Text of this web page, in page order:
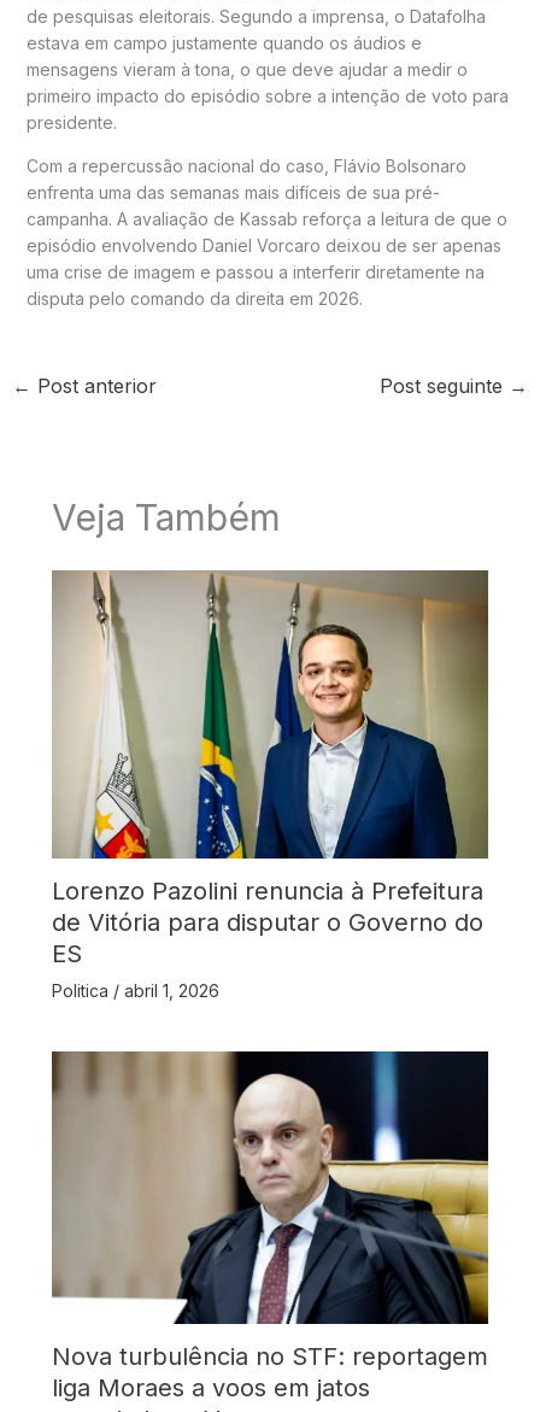
de pesquisas eleitorais. Segundo a imprensa, o Datafolha
estava em campo justamente quando os áudios e
mensagens vieram à tona, o que deve ajudar a medir o
primeiro impacto do episódio sobre a intenção de voto para
presidente.
Com a repercussão nacional do caso, Flávio Bolsonaro
enfrenta uma das semanas mais difíceis de sua pré-
campanha. A avaliação de Kassab reforça a leitura de que o
episódio envolvendo Daniel Vorcaro deixou de ser apenas
uma crise de imagem e passou a interferir diretamente na
disputa pelo comando da direita em 2026.
← Post anterior Post seguinte →
Veja Também
Lorenzo Pazolini renuncia à Prefeitura
de Vitória para disputar o Governo do
ES
Politica / abril 1, 2026
Nova turbulência no STF: reportagem
liga Moraes a voos em jatos